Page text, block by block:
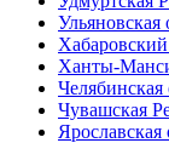
Ульяновская
Ханты-
Челябинская
Чувашская
Ярославская